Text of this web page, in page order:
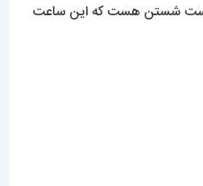
شستن هست که این ساعت